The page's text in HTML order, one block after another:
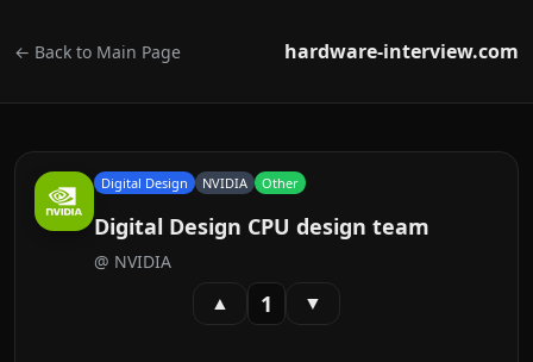
← Back to Main Page hardware-interview.com
Digital Design NVIDIA Other
Digital Design CPU design team
@ NVIDIA
▲ 1 ▼